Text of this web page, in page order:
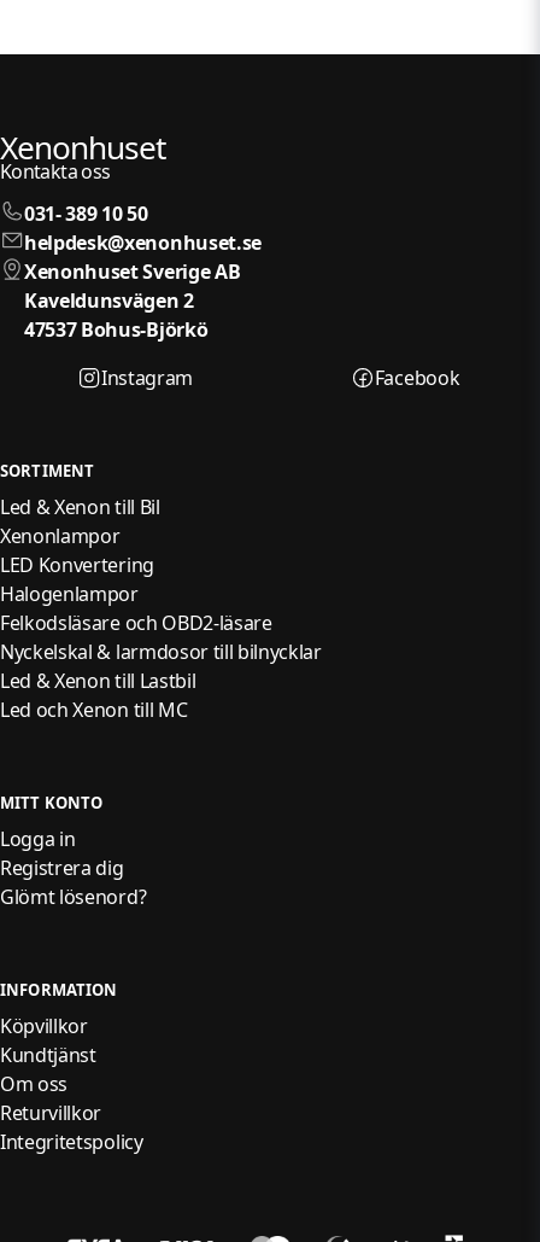
Xenonhuset
Kontakta oss
031- 389 10 50
helpdesk@xenonhuset.se
Xenonhuset Sverige AB
Kaveldunsvägen 2
47537 Bohus-Björkö
Instagram
Facebook
SORTIMENT
Led & Xenon till Bil
Xenonlampor
LED Konvertering
Halogenlampor
Felkodsläsare och OBD2-läsare
Nyckelskal & larmdosor till bilnycklar
Led & Xenon till Lastbil
Led och Xenon till MC
MITT KONTO
Logga in
Registrera dig
Glömt lösenord?
INFORMATION
Köpvillkor
Kundtjänst
Om oss
Returvillkor
Integritetspolicy